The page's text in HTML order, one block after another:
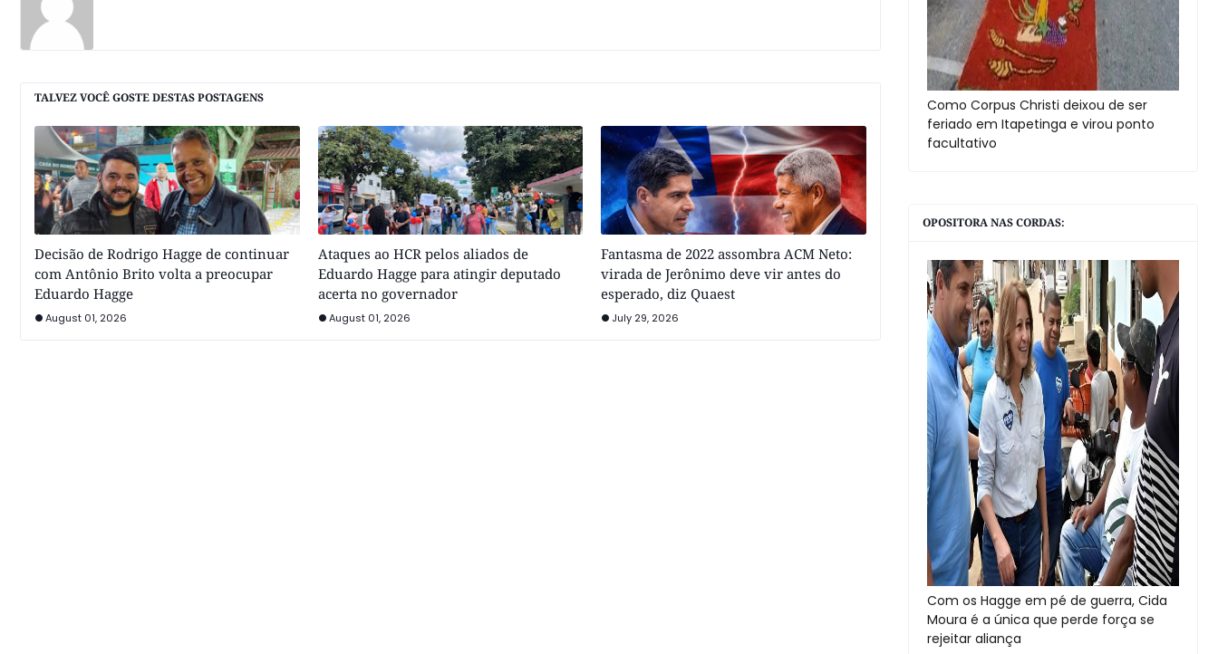
TALVEZ VOCÊ GOSTE DESTAS POSTAGENS
Decisão de Rodrigo Hagge de continuar
com Antônio Brito volta a preocupar
Eduardo Hagge
August 01, 2026
Ataques ao HCR pelos aliados de
Eduardo Hagge para atingir deputado
acerta no governador
August 01, 2026
Fantasma de 2022 assombra ACM Neto:
virada de Jerônimo deve vir antes do
esperado, diz Quaest
July 29, 2026
Como Corpus Christi deixou de ser
feriado em Itapetinga e virou ponto
facultativo
OPOSITORA NAS CORDAS:
Com os Hagge em pé de guerra, Cida
Moura é a única que perde força se
rejeitar aliança